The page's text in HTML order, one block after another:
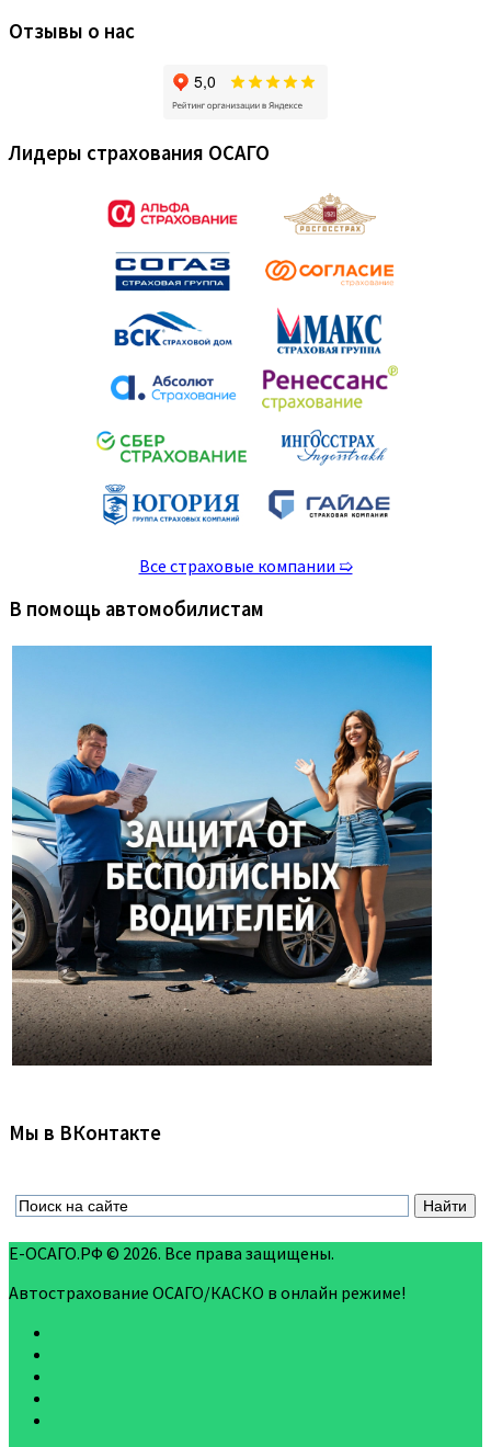
Отзывы о нас
Лидеры страхования ОСАГО
Все страховые компании ➯
В помощь автомобилистам
Мы в ВКонтакте
Е-ОСАГО.РФ © 2026. Все права защищены.
Автострахование ОСАГО/КАСКО в онлайн режиме!